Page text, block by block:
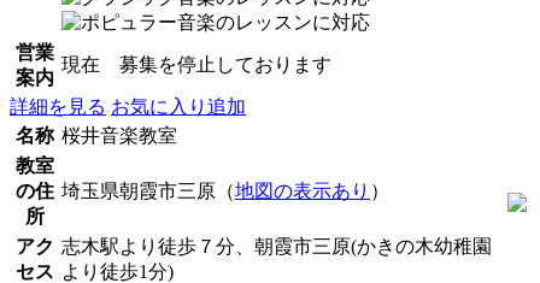
営業
案内
現在 募集を停止しております
詳細を見る お気に入り追加
名称 桜井音楽教室
教室
の住
所
埼玉県朝霞市三原（地図の表示あり ）
アク
セス
志木駅より徒歩７分、朝霞市三原(かきの木幼稚園
より徒歩1分)